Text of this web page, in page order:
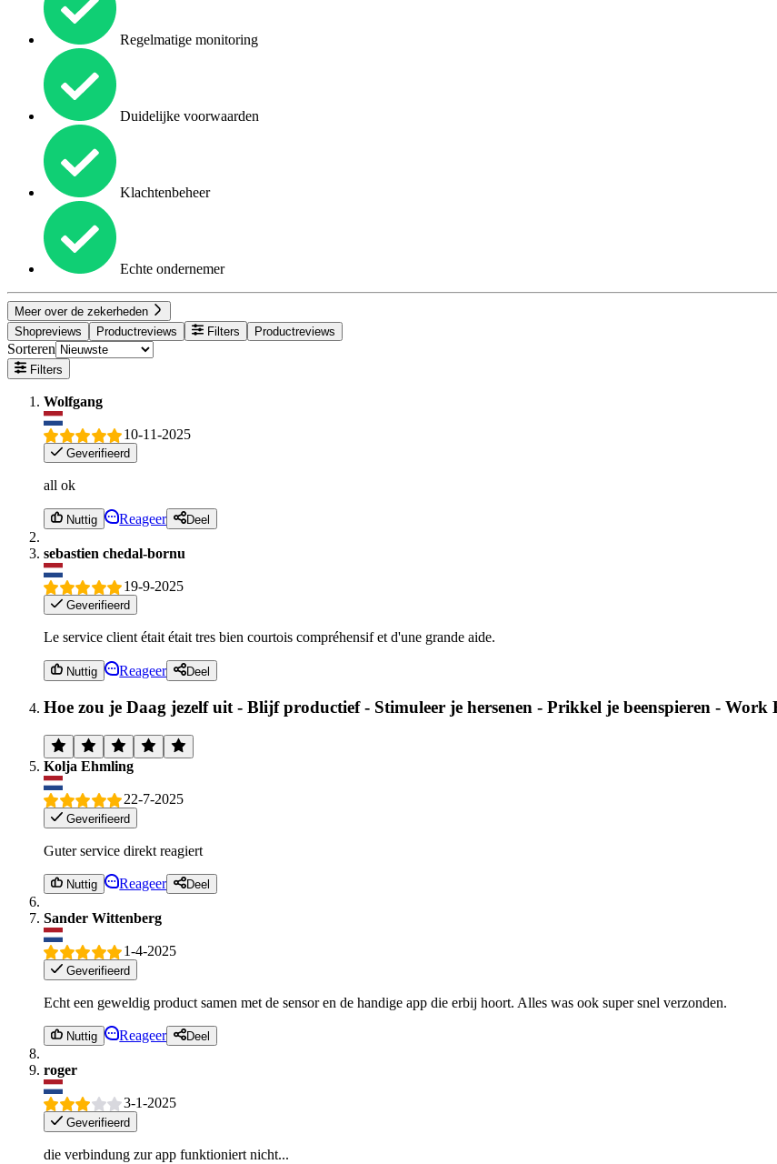
Regelmatige monitoring
Duidelijke voorwaarden
Klachtenbeheer
Echte ondernemer
Meer over de zekerheden
Shopreviews
Productreviews Filters Productreviews
Sorteren
Filters
Wolfgang
10-11-2025
Geverifieerd
all ok
Nuttig Reageer Deel
sebastien chedal-bornu
19-9-2025
Geverifieerd
Le service client était était tres bien courtois compréhensif et d'une grande aide.
Nuttig Reageer Deel
Hoe zou je Daag jezelf uit - Blijf productief - Stimuleer je hersenen - Prikkel je beenspieren - Work
Kolja Ehmling
22-7-2025
Geverifieerd
Guter service direkt reagiert
Nuttig Reageer Deel
Sander Wittenberg
1-4-2025
Geverifieerd
Echt een geweldig product samen met de sensor en de handige app die erbij hoort. Alles was ook super snel verzonden.
Nuttig Reageer Deel
roger
3-1-2025
Geverifieerd
die verbindung zur app funktioniert nicht...